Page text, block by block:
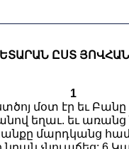
ԸՍՏ
1
մօտ էր եւ
եղաւ. եւ առանց
մարդկանց